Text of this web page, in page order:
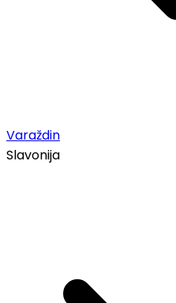
Varaždin
Slavonija